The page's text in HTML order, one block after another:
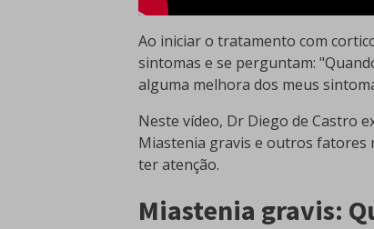
Ao iniciar o tratamento com
sintomas e se perguntam:
alguma melhora dos meus
Neste vídeo, Dr Diego de Castro
Miastenia gravis e outros fatores
ter atenção.
Miastenia gravis: